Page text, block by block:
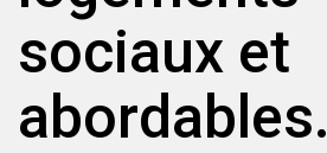
sociaux et
abordables.